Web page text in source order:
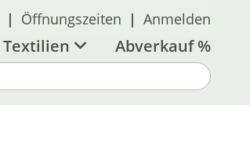
| Öffnungszeiten | Anmelden
Textilien Abverkauf %